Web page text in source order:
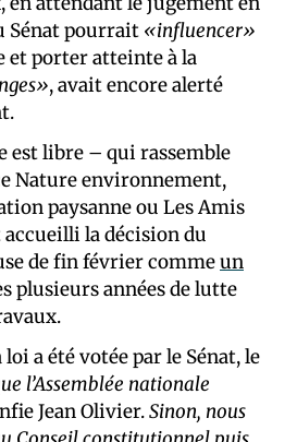
Sénat pourrait «influencer»
et porter atteinte à la
, avait encore alerté
est libre – qui rassemble
Nature environnement,
paysanne ou Les Amis
la décision du
de fin février commeun
plusieurs années de lutte
a été votée par le Sénat, le
l’Assemblée nationale
Jean Olivier.Sinon, nous